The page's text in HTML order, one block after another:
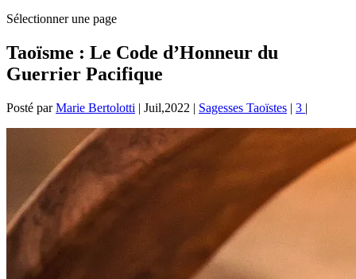
Sélectionner une page
Taoïsme : Le Code d’Honneur du
Guerrier Pacifique
Posté parMarie Bertolotti | Juil,2022 | Sagesses Taoïstes | 3 |